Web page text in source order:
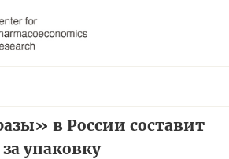
в России составит
упаковку